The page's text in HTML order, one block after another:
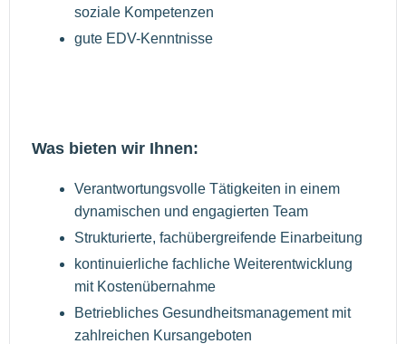
soziale Kompetenzen
gute EDV-Kenntnisse
Was bieten wir Ihnen:
Verantwortungsvolle Tätigkeiten in einem
dynamischen und engagierten Team
Strukturierte, fachübergreifende Einarbeitung
kontinuierliche fachliche Weiterentwicklung
mit Kostenübernahme
Betriebliches Gesundheitsmanagement mit
zahlreichen Kursangeboten